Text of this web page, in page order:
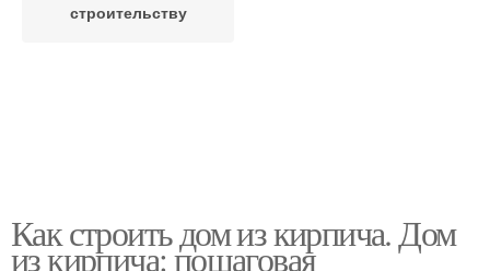
строительству
Как строить дом из кирпича. Дом
из кирпича: пошаговая